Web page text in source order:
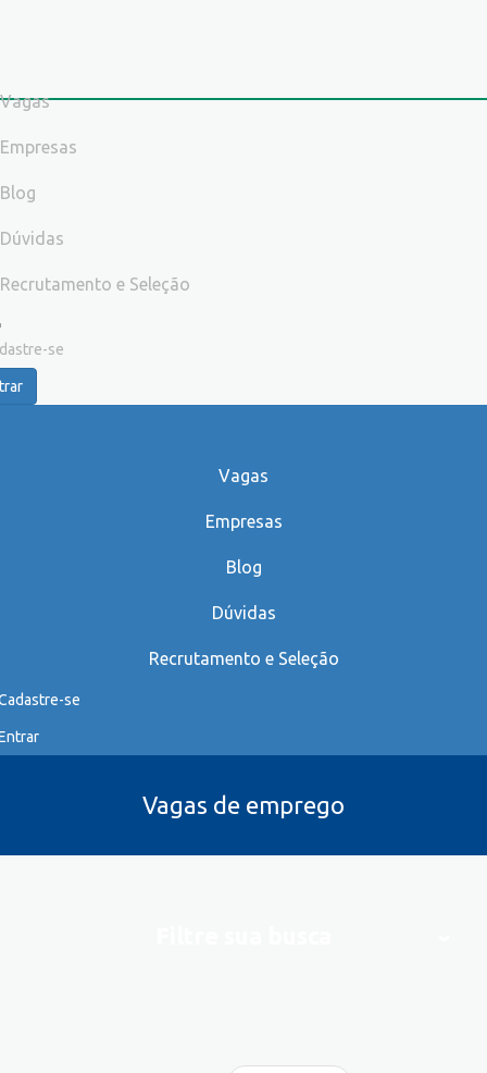
Vagas
Empresas
Blog
Dúvidas
Recrutamento e Seleção
se
Vagas
Empresas
Blog
Dúvidas
Recrutamento e Seleção
se
Vagas de emprego